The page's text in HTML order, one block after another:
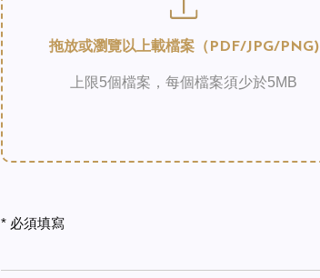
拖放或瀏覽以上載檔案（PDF/JPG/PNG)
上限5個檔案，每個檔案須少於5MB
* 必須填寫